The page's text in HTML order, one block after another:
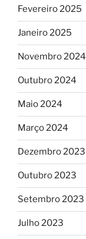
Fevereiro 2025
Janeiro 2025
Novembro 2024
Outubro 2024
Maio 2024
Março 2024
Dezembro 2023
Outubro 2023
Setembro 2023
Julho 2023